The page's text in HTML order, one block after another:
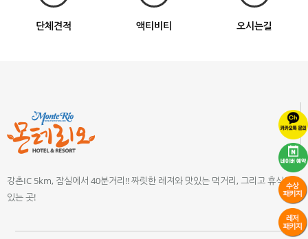
단체견적 액티비티 오시는길
강촌IC 5km, 잠실에서 40분거리!! 짜릿한 레져와 맛있는 먹거리, 그리고 휴식이
있는 곳!